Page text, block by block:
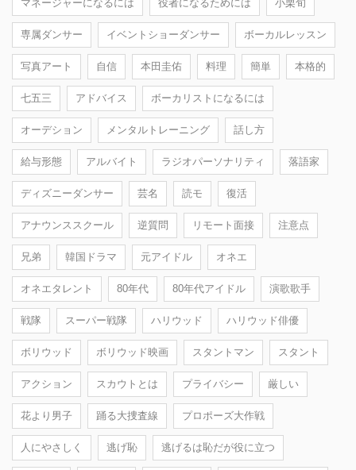
マネージャーになるには 役者になるためには 小栗旬
専属ダンサー イベントショーダンサー ボーカルレッスン
写真アート 自信 本田圭佑 料理 簡単 本格的
七五三 アドバイス ボーカリストになるには
オーデション メンタルトレーニング 話し方
給与形態 アルバイト ラジオパーソナリティ 落語家
ディズニーダンサー 芸名 読モ 復活
アナウンススクール 逆質問 リモート面接 注意点
兄弟 韓国ドラマ 元アイドル オネエ
オネエタレント 80年代 80年代アイドル 演歌歌手
戦隊 スーパー戦隊 ハリウッド ハリウッド俳優
ボリウッド ボリウッド映画 スタントマン スタント
アクション スカウトとは プライバシー 厳しい
花より男子 踊る大捜査線 プロポーズ大作戦
人にやさしく 逃げ恥 逃げるは恥だが役に立つ